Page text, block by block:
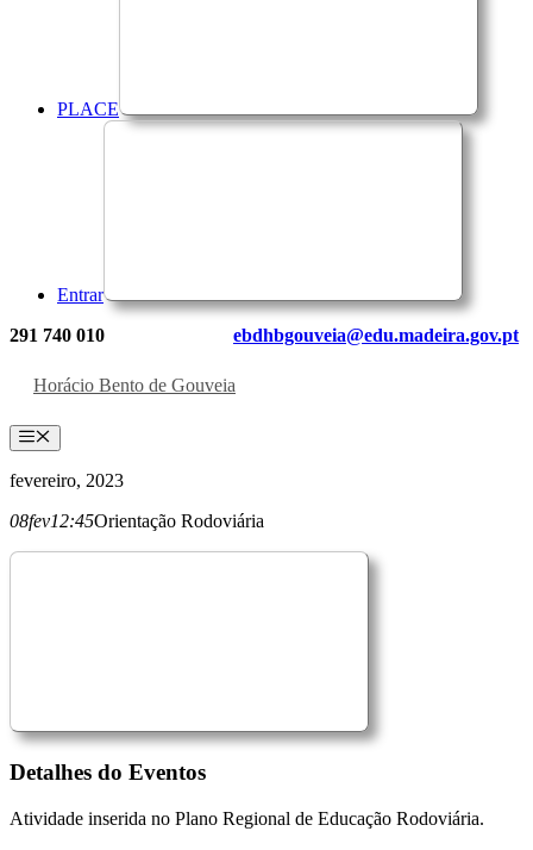
PLACE
Entrar
291 740 010 ebdhbgouveia@edu.madeira.gov.pt
Horácio Bento de Gouveia
Menu
fevereiro, 2023
08fev12:45Orientação Rodoviária
Detalhes do Eventos
Atividade inserida no Plano Regional de Educação Rodoviária.